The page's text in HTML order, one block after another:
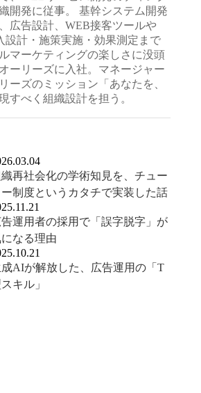
開発に従事。 基幹システム開発
広告設計、WEB接客ツールや
設計・施策実施・効果測定まで
マーケティングの楽しさに没頭
ーリーズに入社。マネージャー
ーズのミッション「あなたを、
すべく組織設計を担う。
再社会化の学術知見を、チュー
ー制度というカタチで実装した話
告運用者の採用で「誤字脱字」が
なる理由
AIが解放した、広告運用の「T
キル」